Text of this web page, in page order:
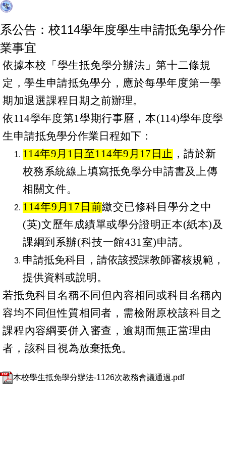
系公告：校114學年度學生申請抵免學分作
業事宜
依據本校「學生抵免學分辦法」第十二條規
定，學生申請抵免學分，應於每學年度第一學
期加退選課程日期 之前辦理。
依114學年度第1學期行事曆，本(114)學年度學
生申請抵免學分作業日程如下：
114年9月1日至114年9月17日止 ，請於新
校務系統線上填寫抵免學分申請書及上傳
相關文件。
114年9 月 17 日前繳交已修科目學分之中
(英)文歷年成績單或學分證明正本(紙本)及
課綱到系辦(科技一館431室)申請。
申請抵免科目，請依該授課教師審核規範，
提供資料或說明。
若抵免科目名稱不同但內容相同或科目名稱內
容均不同但性質相同者，需檢附原校該科目之
課程內容綱要併入審查，逾期而無正當理由
者，該科目視為放棄抵免。
本校學生抵免學分辦法-1126次教務會議通過.pdf